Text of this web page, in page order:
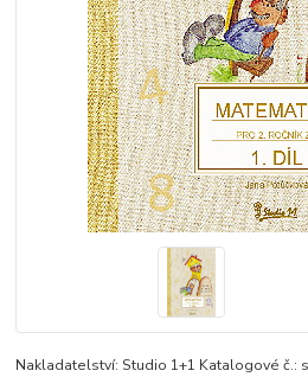
Nakladatelství: Studio 1+1 Katalogové č.: